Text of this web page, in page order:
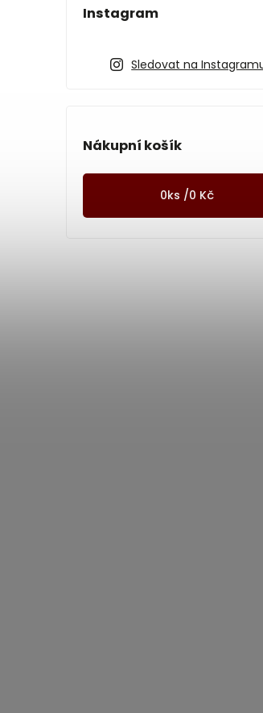
Instagram
Sledovat na
Nákupní košík
0ks /0 Kč